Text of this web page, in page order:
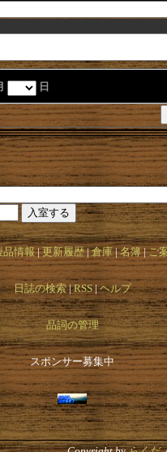
日
品情報 更新履歴 倉庫 名簿 ご
日誌の検索 RSS ヘルプ
品詞の管理
スポンサー募集中